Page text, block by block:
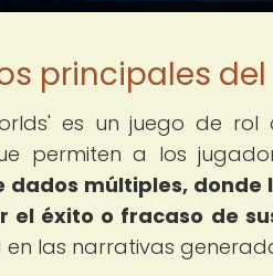
principales
es un juego de
permiten a los
dados múltiples,
el éxito o fracaso de
las narrativas